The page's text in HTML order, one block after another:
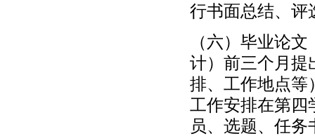
行书面总结、评
（六）毕业论
计）前三个月提
排、工作地点等
工作安排在第四
员、选题、任